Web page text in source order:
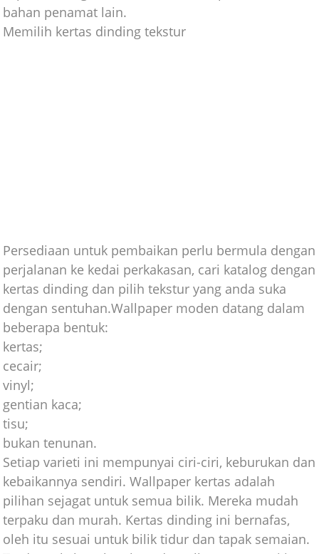
bahan penamat lain.
Memilih kertas dinding tekstur
Persediaan untuk pembaikan perlu bermula dengan
perjalanan ke kedai perkakasan, cari katalog dengan
kertas dinding dan pilih tekstur yang anda suka
dengan sentuhan.Wallpaper moden datang dalam
beberapa bentuk:
kertas;
cecair;
vinyl;
gentian kaca;
tisu;
bukan tenunan.
Setiap varieti ini mempunyai ciri-ciri, keburukan dan
kebaikannya sendiri. Wallpaper kertas adalah
pilihan sejagat untuk semua bilik. Mereka mudah
terpaku dan murah. Kertas dinding ini bernafas,
oleh itu sesuai untuk bilik tidur dan tapak semaian.